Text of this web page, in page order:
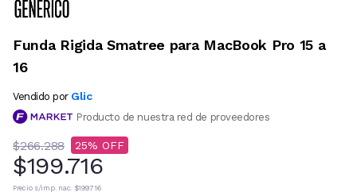
Funda Rigida Smatree para MacBook Pro 15 a
16
Vendido por Glic
Producto de nuestra red de proveedores
$266.288 25
$199.716
Precio s/imp. nac. $199.716